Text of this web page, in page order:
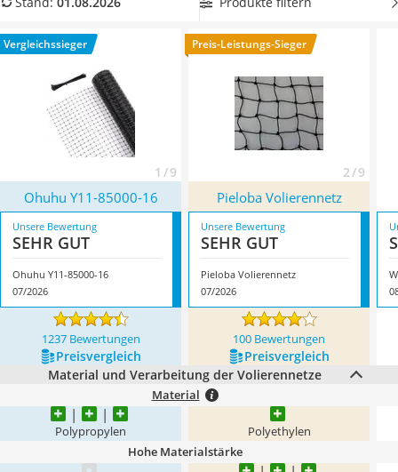
Mineralfutter Pferd
Massagegerät
Volierennetz mit engen Maschen, um Ihre Voliere auch vor
kleineren Vögeln und anderen Wildtieren zu schützen.
Überzeugt hat uns hier im August 2026 besonders das
Ohuhu Y11-85000-16 mit seinen Eigenschaften.
Vergleichssieger
1 / 9
Preis-Leistungs-Sieger
2 / 9
Ohuhu Y11-85000-16 Pieloba Volierennetz
Unsere Bewertung
SEHR GUT
Ohuhu Y11-85000-16
07/2026
Unsere Bewertung
SEHR GUT
Pieloba Volierennetz
07/2026
1237 Bewertungen 100 Bewertungen
Preis­vergleich
Preis­vergleich
Material und Verarbeitung der Volierennetze
Material
Polypropylen Polyethylen
Hohe Materialstärke